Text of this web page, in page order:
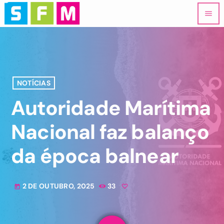
menu
NOTÍCIAS
Autoridade Marítima
Nacional faz balanço
da época balnear
today 2 DE OUTUBRO, 2025 33